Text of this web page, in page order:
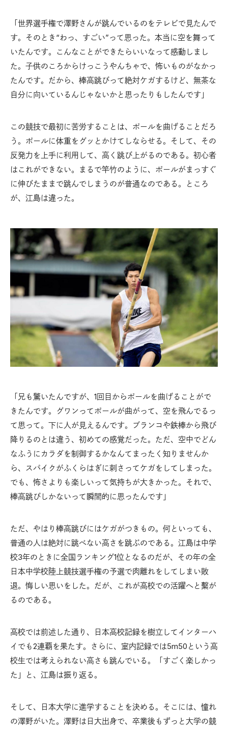
「世界選手権で澤野さんが跳んでいるのをテレビで見たんで
す。そのとき“わっ、すごい”って思った。本当に空を舞って
いたんです。こんなことができたらいいなって感動しまし
た。子供のころからけっこうやんちゃで、怖いものがなかっ
たんです。だから、棒高跳びって絶対ケガするけど、無茶な
自分に向いているんじゃないかと思ったりもしたんです」
この競技で最初に苦労することは、ポールを曲げることだろ
う。ポールに体重をグッとかけてしならせる。そして、その
反発力を上手に利用して、高く跳び上がるのである。初心者
はこれができない。まるで竿竹のように、ポールがまっすぐ
に伸びたままで跳んでしまうのが普通なのである。ところ
が、江島は違った。
「兄も驚いたんですが、1回目からポールを曲げることがで
きたんです。グワンってポールが曲がって、空を飛んでるっ
て思って。下に人が見えるんです。ブランコや鉄棒から飛び
降りるのとは違う、初めての感覚だった。ただ、空中でどん
なふうにカラダを制御するかなんてまったく知りませんか
ら、スパイクがふくらはぎに刺さってケガをしてしまった。
でも、怖さよりも楽しいって気持ちが大きかった。それで、
棒高跳びしかないって瞬間的に思ったんです」
ただ、やはり棒高跳びにはケガがつきもの。何といっても、
普通の人は絶対に跳べない高さを跳ぶのである。江島は中学
校3年のときに全国ランキング1位となるのだが、その年の全
日本中学校陸上競技選手権の予選で肉離れをしてしまい敗
退。悔しい思いをした。だが、これが高校での活躍へと繫が
るのである。
高校では前述した通り、日本高校記録を樹立してインターハ
イでも2連覇を果たす。さらに、室内記録では5m50という高
校生では考えられない高さも跳んでいる。「すごく楽しかっ
た」と、江島は振り返る。
そして、日本大学に進学することを決める。そこには、憧れ
の澤野がいた。澤野は日大出身で、卒業後もずっと大学の競